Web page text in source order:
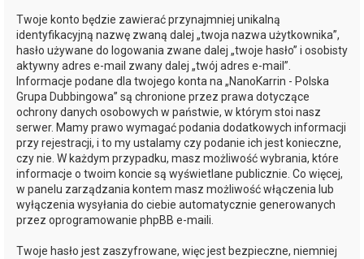
Twoje konto będzie zawierać przynajmniej unikalną
identyfikacyjną nazwę zwaną dalej „twoja nazwa użytkownika”,
hasło używane do logowania zwane dalej „twoje hasło” i osobisty
aktywny adres e-mail zwany dalej „twój adres e-mail”.
Informacje podane dla twojego konta na „NanoKarrin - Polska
Grupa Dubbingowa” są chronione przez prawa dotyczące
ochrony danych osobowych w państwie, w którym stoi nasz
serwer. Mamy prawo wymagać podania dodatkowych informacji
przy rejestracji, i to my ustalamy czy podanie ich jest konieczne,
czy nie. W każdym przypadku, masz możliwość wybrania, które
informacje o twoim koncie są wyświetlane publicznie. Co więcej,
w panelu zarządzania kontem masz możliwość włączenia lub
wyłączenia wysyłania do ciebie automatycznie generowanych
przez oprogramowanie phpBB e-maili.
Twoje hasło jest zaszyfrowane, więc jest bezpieczne, niemniej